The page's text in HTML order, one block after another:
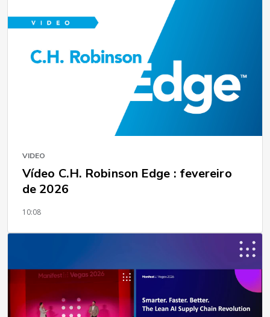
VIDEO
Vídeo C.H. Robinson Edge : fevereiro
de 2026
10:08